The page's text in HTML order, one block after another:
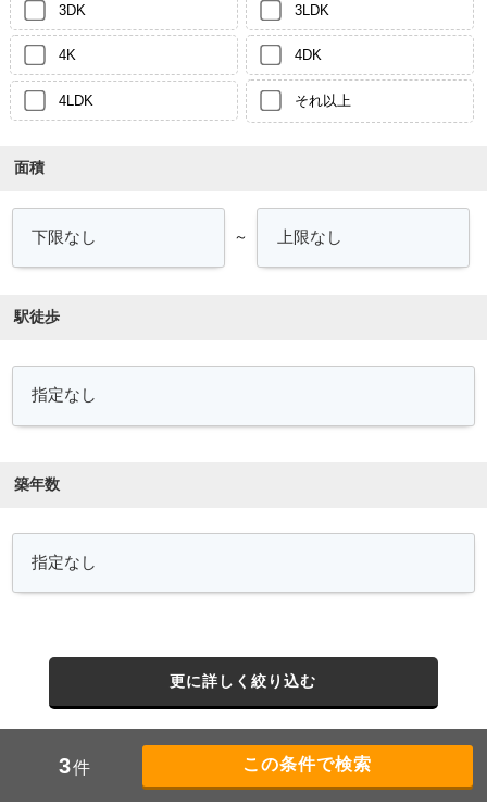
3DK 3LDK
4K 4DK
4LDK それ以上
面積
～
駅徒歩
築年数
更に詳しく絞り込む
3件